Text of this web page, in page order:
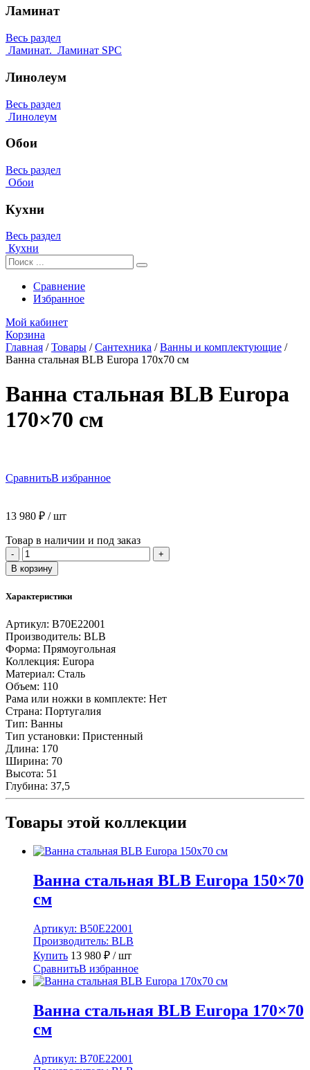
Ламинат
Весь раздел
Ламинат. Ламинат SPC
Линолеум
Весь раздел
Линолеум
Обои
Весь раздел
Обои
Кухни
Весь раздел
Кухни
Сравнение
Избранное
Мой кабинет
Корзина
Главная /Товары /Сантехника /Ванны и комплектующие /
Ванна стальная BLB Europa 170x70 см
Ванна стальная BLB Europa
170×70 см
СравнитьВ избранное
13 980 ₽ / шт
Товар в наличии и под заказ
-
Количество
товара
Ванна
BLB
170x70
см
+
В корзину
Характеристики
Артикул: B70E22001
Производитель: BLB
Форма: Прямоугольная
Коллекция: Europa
Материал: Сталь
Объем: 110
Рама или ножки в комплекте: Нет
Страна: Португалия
Тип: Ванны
Тип установки: Пристенный
Длина: 170
Ширина: 70
Высота: 51
Глубина: 37,5
Товары этой коллекции
Ванна стальная BLB Europa 150×70
см
Артикул: B50E22001
Производитель: BLB
Купить 13 980 ₽ / шт
СравнитьВ избранное
Ванна стальная BLB Europa 170×70
см
Артикул: B70E22001